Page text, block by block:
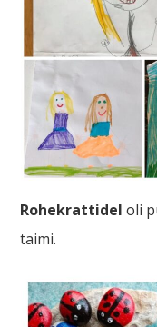
Rohekrattideloli
taimi.